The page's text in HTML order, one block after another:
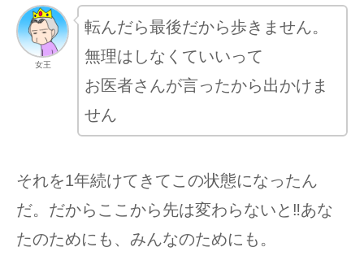
女王
転んだら最後だから歩きません。
無理はしなくていいって
お医者さんが言ったから出かけま
せん
それを1年続けてきてこの状態になったん
だ。だからここから先は変わらないと‼︎あな
たのためにも、みんなのためにも。